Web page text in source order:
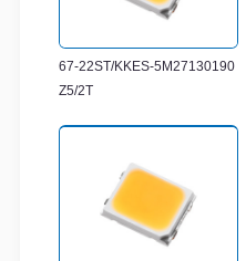
67-22ST/KKES-5M27130190
Z5/2T